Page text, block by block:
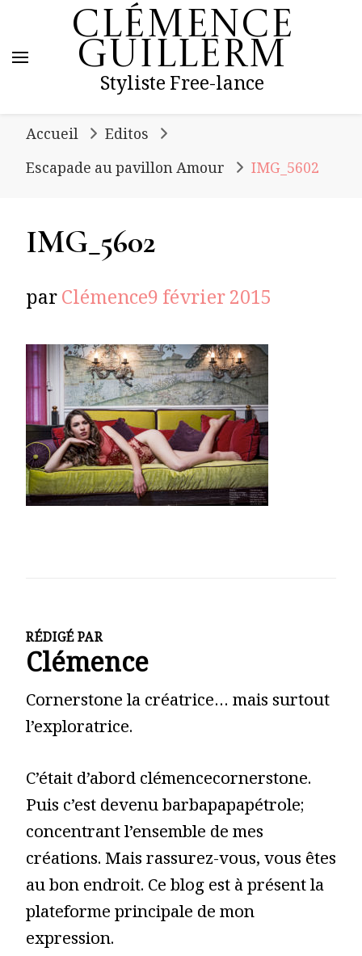
Clémence
Guillerm
Styliste Free-lance
Accueil
Editos
Escapade au pavillon Amour
IMG_5602
IMG_5602
parClémence9 février 2015
RÉDIGÉ PAR
Clémence
Cornerstone la créatrice… mais surtout
l’exploratrice.
C’était d’abord clémencecornerstone.
Puis c’est devenu barbapapapétrole;
concentrant l’ensemble de mes
créations. Mais rassurez-vous, vous êtes
au bon endroit. Ce blog est à présent la
plateforme principale de mon
expression.